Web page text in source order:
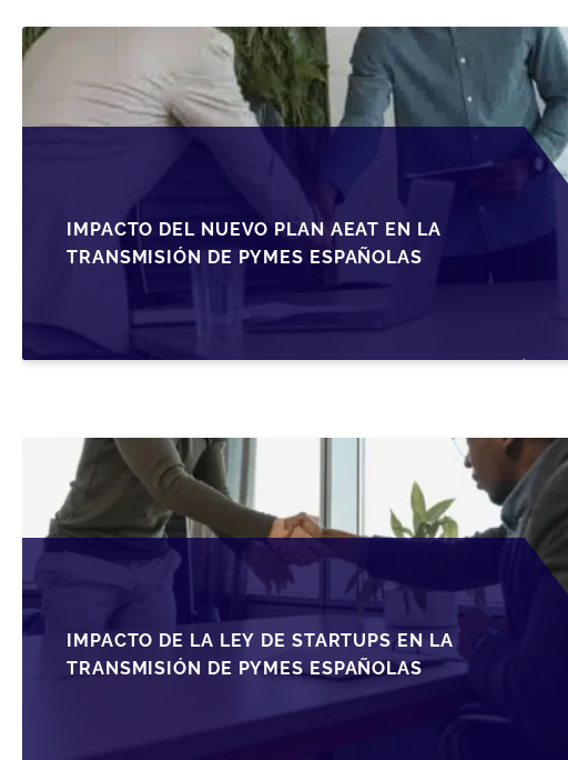
IMPACTO DEL NUEVO PLAN AEAT EN LA
TRANSMISIÓN DE PYMES ESPAÑOLAS
IMPACTO DE LA LEY DE STARTUPS EN LA
TRANSMISIÓN DE PYMES ESPAÑOLAS